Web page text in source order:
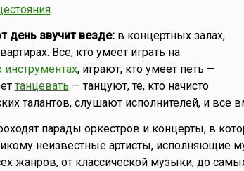
.
день звучит везде:в концертных залах,
Все, кто умеет играть на
, играют, кто умеет петь —
танцевать — танцуют, те, кто начисто
талантов, слушают исполнителей, и все
парады оркестров и концерты, в
неизвестные артисты, исполняющие
жанров, от классической музыки, до